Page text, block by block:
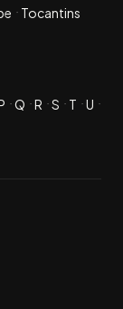
Tocantins
Q R S T
U